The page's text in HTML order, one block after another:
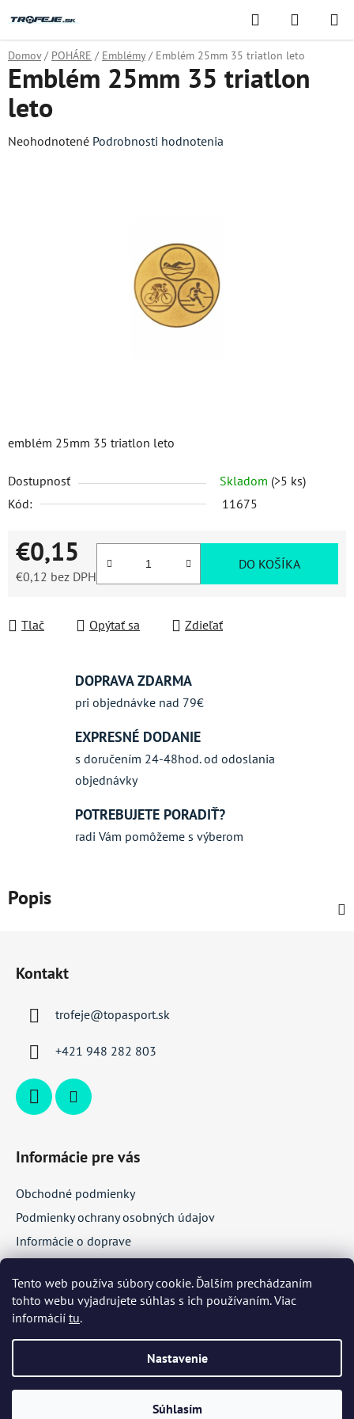
Tento web používa súbory cookie. Ďalším prechádzaním
tohto webu vyjadrujete súhlas s ich používaním. Viac
informácií tu.
Nastavenie
Súhlasím
na
obsah
Hľadať
KOŠÍK
Domov / POHÁRE / Emblémy / Emblém 25mm 35 triatlon leto
emblém 25mm 35 triatlon leto
Dostupnosť Skladom (>5 ks)
Kód:
11675
€0,15
€0,12 bez DPH
DO KOŠÍKA
Tlač Opýtať sa Zdieľať
Emblém 25mm 35 triatlon
leto
Priemerné
Neohodnotené Podrobnosti hodnotenia
DOPRAVA ZDARMA
pri objednávke nad 79€
EXPRESNÉ DODANIE
s doručením 24-48hod. od odoslania
objednávky
POTREBUJETE PORADIŤ?
radi Vám pomôžeme s výberom
Popis
Kontakt
trofeje@topasport.sk
+421 948 282 803
Informácie pre vás
Obchodné podmienky
Podmienky ochrany osobných údajov
Informácie o doprave
Facebook
Vytvoril Shoptet